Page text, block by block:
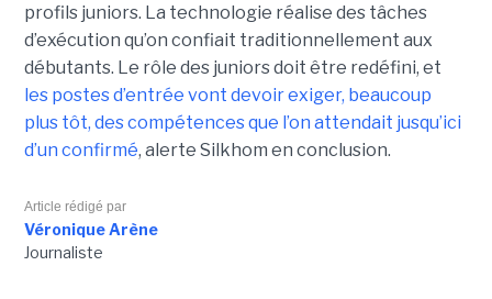
profils juniors. La technologie réalise des tâches
d’exécution qu’on confiait traditionnellement aux
débutants. Le rôle des juniors doit être redéfini, et
les postes d’entrée vont devoir exiger, beaucoup
plus tôt, des compétences que l’on attendait jusqu’ici
d’un confirmé, alerte Silkhom en conclusion.
Article rédigé par
Véronique Arène
Journaliste